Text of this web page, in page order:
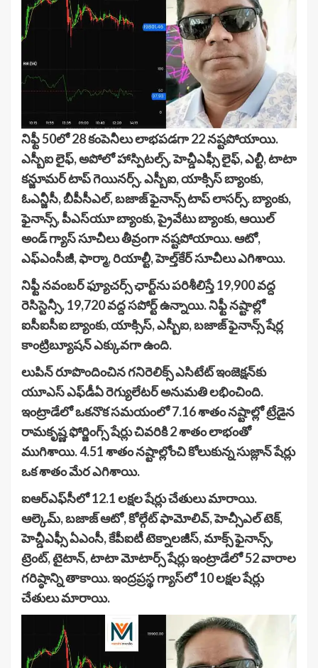
నిఫ్టీ 50లో 28 కంపెనీలు లాభపడగా 22 నష్టపోయాయి.
ఎస్బీఐ లైఫ్, అపోలో హాస్పిటల్స్, హెచ్డీఎఫ్సీ లైఫ్, ఎల్టీ, టాటా
కన్జూమర్ టాప్ గెయినర్స్. ఎస్బీఐ, యాక్సిస్ బ్యాంకు,
ఓఎన్జీసీ, బీపీసీఎల్, బజాజ్ ఫైనాన్స్ టాప్ లాసర్స్. బ్యాంకు,
ఫైనాన్స్, పీఎస్‌యూ బ్యాంకు, ప్రైవేటు బ్యాంకు, ఆయిల్
అండ్ గ్యాస్ సూచీలు తీవ్రంగా నష్టపోయాయి. ఆటో,
ఎఫ్ఎంసీజీ, ఫార్మా, రియాల్టీ, హెల్త్‌కేర్ సూచీలు ఎగిశాయి.
నిఫ్టీ నవంబర్ ఫ్యూచర్స్ ఛార్ట్‌ను పరిశీలిస్తే 19,900 వద్ద
రెసిస్టెన్సీ, 19,720 వద్ద సపోర్ట్ ఉన్నాయి. నిఫ్టీ నష్టాల్లో
ఐసీఐసీఐ బ్యాంకు, యాక్సిస్, ఎస్బీఐ, బజాజ్ ఫైనాన్స్ షేర్ల
కాంట్రిబ్యూషన్ ఎక్కువగా ఉంది.
లుపిన్ రూపొందించిన గనిరెలిక్స్ ఎసిటేట్ ఇంజెక్షన్‌కు
యూఎస్ ఎఫ్‌డీఏ రెగ్యులేటర్ అనుమతి లభించింది.
ఇంట్రాడేలో ఒకనొక సమయంలో 7.16 శాతం నష్టాల్లో ట్రేడైన
రామకృష్ణ ఫోర్జింగ్స్ షేర్లు చివరికి 2 శాతం లాభంతో
ముగిశాయి. 4.51 శాతం నష్టాల్లోంచి కోలుకున్న సుజ్లాన్ షేర్లు
ఒక శాతం మేర ఎగిశాయి.
ఐఆర్ఎఫ్‌సీలో 12.1 లక్షల షేర్లు చేతులు మారాయి.
ఆల్కెమ్, బజాజ్ ఆటో, కోల్గేట్ ఫామోలివ్, హెచ్సీఎల్ టెక్,
హెచ్డీఎఫ్సీ ఏఎంసీ, కేపీఐటీ టెక్నాలజీస్, మాక్స్ ఫైనాన్స్,
ట్రెంట్, టైటాన్, టాటా మోటార్స్ షేర్లు ఇంట్రాడేలో 52 వారాల
గరిష్ఠాన్ని తాకాయి. ఇంద్రప్రస్థ గ్యాస్‌లో 10 లక్షల షేర్లు
చేతులు మారాయి.